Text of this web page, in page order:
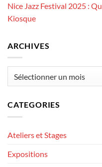
Nice Jazz Festival 2025 :
Kiosque
ARCHIVES
CATEGORIES
Ateliers et Stages
Expositions